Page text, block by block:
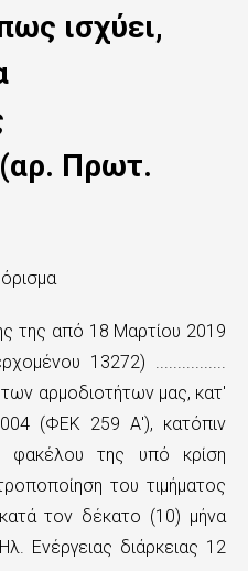
ισχύει,
Πρωτ.
της από 18 Μαρτίου 2019
13272) ................
αρμοδιοτήτων μας, κατ'
(ΦΕΚ 259 Α'), κατόπιν
φακέλου της υπό κρίση
του τιμήματος
τον δέκατο (10) μήνα
Ενέργειας διάρκειας 12